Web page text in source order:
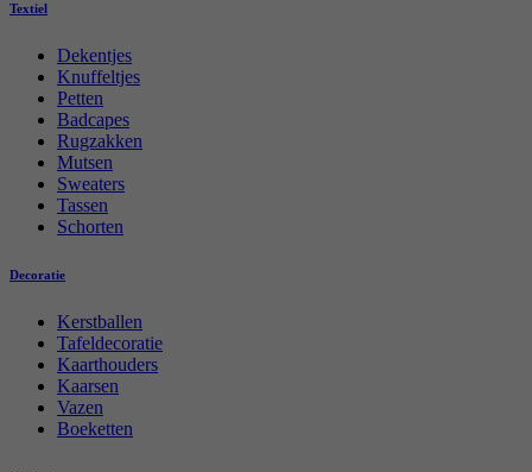
Textiel
Dekentjes
Knuffeltjes
Petten
Badcapes
Rugzakken
Mutsen
Sweaters
Tassen
Schorten
Decoratie
Kerstballen
Tafeldecoratie
Kaarthouders
Kaarsen
Vazen
Boeketten